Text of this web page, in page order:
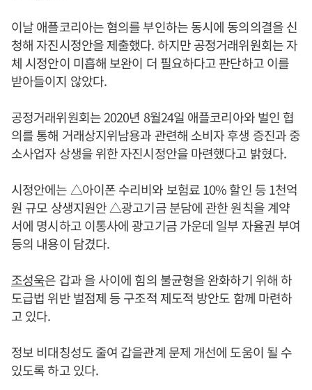
이날 애플코리아는 혐의를 부인하는 동시에 동의의결을 신
청해 자진시정안을 제출했다. 하지만 공정거래위원회는 자
체 시정안이 미흡해 보완이 더 필요하다고 판단하고 이를
받아들이지 않았다.
공정거래위원회는 2020년 8월24일 애플코리아와 벌인 협
의를 통해 거래상지위남용과 관련해 소비자 후생 증진과 중
소사업자 상생을 위한 자진시정안을 마련했다고 밝혔다.
시정안에는 △아이폰 수리비와 보험료 10% 할인 등 1천억
원 규모 상생지원안 △광고기금 분담에 관한 원칙을 계약
서에 명시하고 이통사에 광고기금 가운데 일부 자율권 부여
등의 내용이 담겼다.
조성욱은 갑과 을 사이에 힘의 불균형을 완화하기 위해 하
도급법 위반 벌점제 등 구조적 제도적 방안도 함께 마련하
고 있다.
정보 비대칭성도 줄여 갑을관계 문제 개선에 도움이 될 수
있도록 하고 있다.